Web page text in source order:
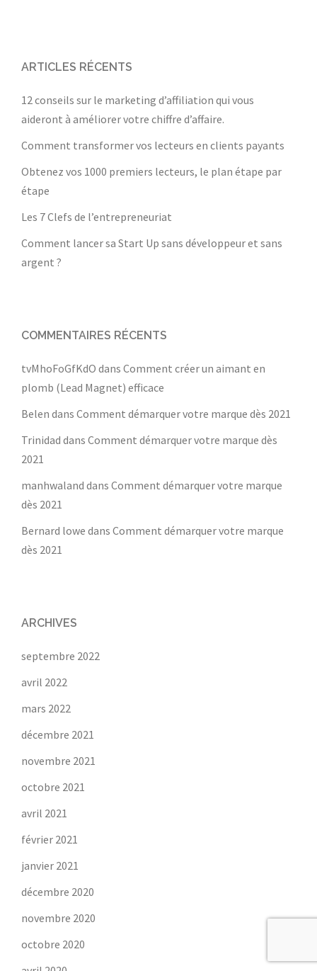
ARTICLES RÉCENTS
12 conseils sur le marketing d’affiliation qui vous
aideront à améliorer votre chiffre d’affaire.
Comment transformer vos lecteurs en clients payants
Obtenez vos 1000 premiers lecteurs, le plan étape par
étape
Les 7 Clefs de l’entrepreneuriat
Comment lancer sa Start Up sans développeur et sans
argent ?
COMMENTAIRES RÉCENTS
tvMhoFoGfKdO dans Comment créer un aimant en
plomb (Lead Magnet) efficace
Belen dans Comment démarquer votre marque dès 2021
Trinidad dans Comment démarquer votre marque dès
2021
manhwaland dans Comment démarquer votre marque
dès 2021
Bernard lowe dans Comment démarquer votre marque
dès 2021
ARCHIVES
septembre 2022
avril 2022
mars 2022
décembre 2021
novembre 2021
octobre 2021
avril 2021
février 2021
janvier 2021
décembre 2020
novembre 2020
octobre 2020